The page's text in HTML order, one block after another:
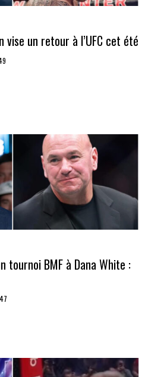
vise un retour à l’UFC cet été
tournoi BMF à Dana White :